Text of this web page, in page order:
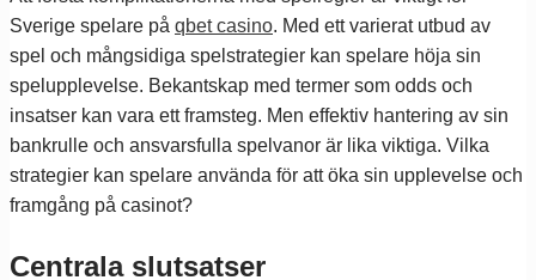
Sverige spelare på qbet casino. Med ett varierat utbud av
spel och mångsidiga spelstrategier kan spelare höja sin
spelupplevelse. Bekantskap med termer som odds och
insatser kan vara ett framsteg. Men effektiv hantering av sin
bankrulle och ansvarsfulla spelvanor är lika viktiga. Vilka
strategier kan spelare använda för att öka sin upplevelse och
framgång på casinot?
Centrala slutsatser